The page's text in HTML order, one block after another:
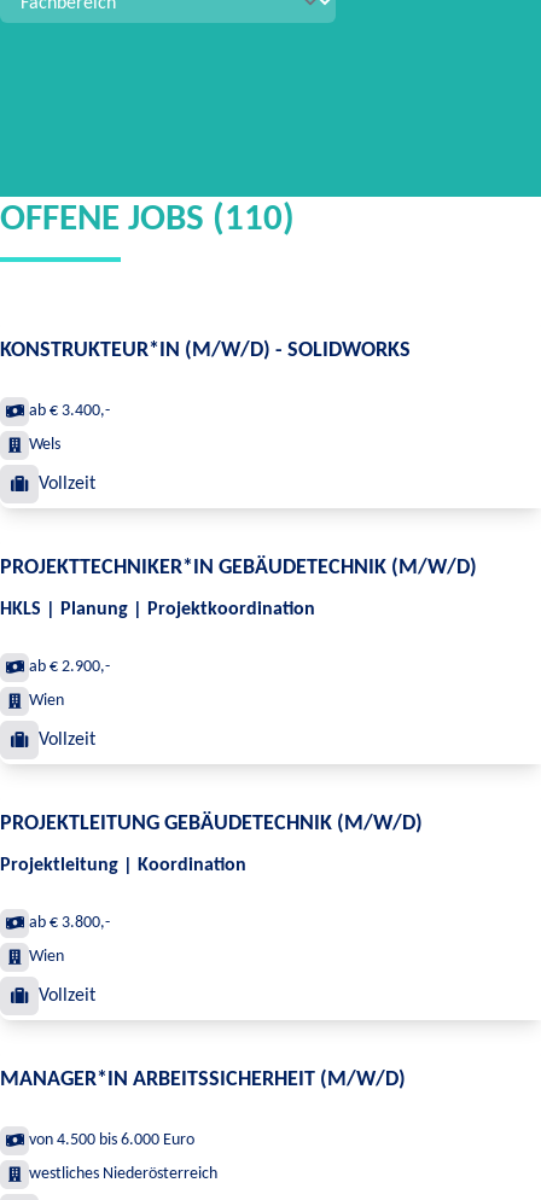
OFFENE JOBS (110)
KONSTRUKTEUR*IN (M/W/D) - SOLIDWORKS
ab € 3.400,-
Wels
Vollzeit
PROJEKTTECHNIKER*IN GEBÄUDETECHNIK (M/W/D)
HKLS | Planung | Projektkoordination
ab € 2.900,-
Wien
Vollzeit
PROJEKTLEITUNG GEBÄUDETECHNIK (M/W/D)
Projektleitung | Koordination
ab € 3.800,-
Wien
Vollzeit
MANAGER*IN ARBEITSSICHERHEIT (M/W/D)
von 4.500 bis 6.000 Euro
westliches Niederösterreich